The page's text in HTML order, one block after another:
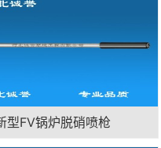
型FV锅炉脱硝喷枪